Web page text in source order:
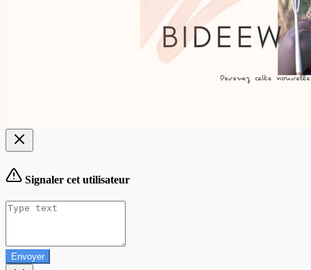
Signaler cet utilisateur
Envoyer